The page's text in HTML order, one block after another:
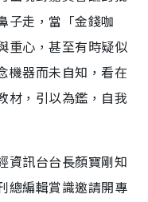
子走，當「金錢咖
重心，甚至有時疑似
機器而未自知，看在
材，引以為鑑，自我
資訊台台長顏寶剛知
總編輯賞識邀請開專